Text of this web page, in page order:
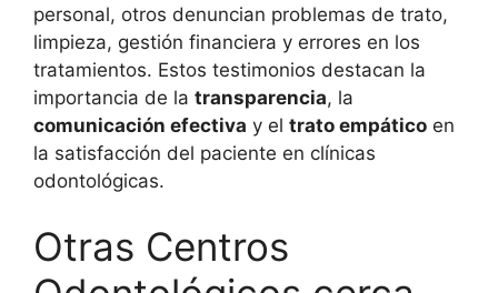
personal, otros denuncian problemas de trato,
limpieza, gestión financiera y errores en los
tratamientos. Estos testimonios destacan la
importancia de la transparencia, la
comunicación efectiva y el trato empático en
la satisfacción del paciente en clínicas
odontológicas.
Otras Centros